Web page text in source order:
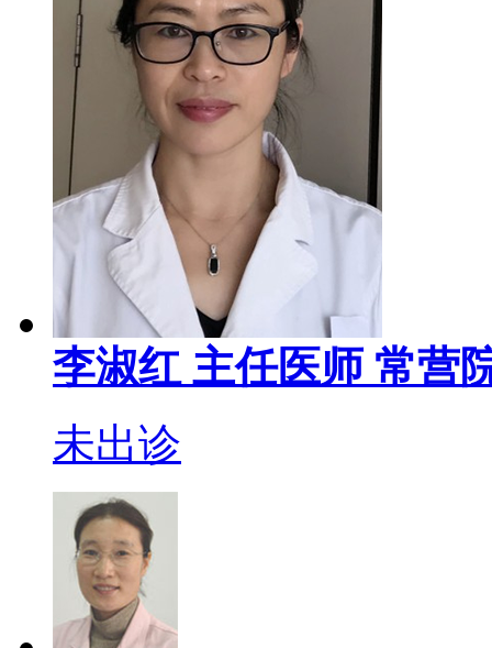
李淑红 主任医师 常营
未出诊